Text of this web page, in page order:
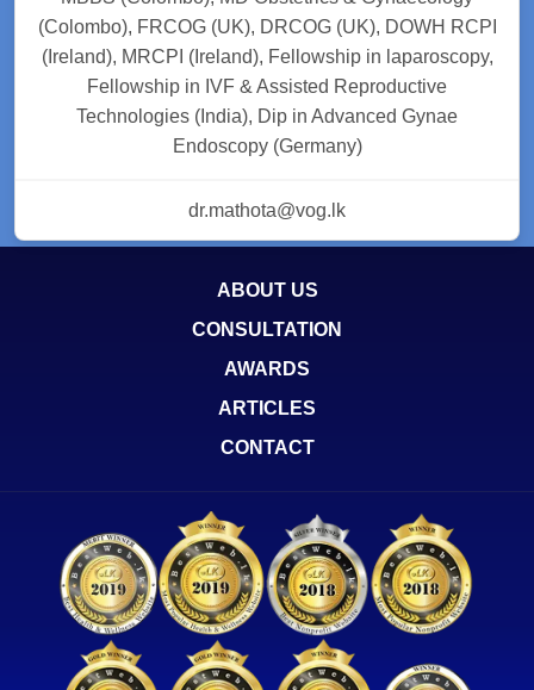
(Colombo), FRCOG (UK), DRCOG (UK), DOWH RCPI
(Ireland), MRCPI (Ireland), Fellowship in laparoscopy,
Fellowship in IVF & Assisted Reproductive
Technologies (India), Dip in Advanced Gynae
Endoscopy (Germany)
dr.mathota@vog.lk
ABOUT US
CONSULTATION
AWARDS
ARTICLES
CONTACT